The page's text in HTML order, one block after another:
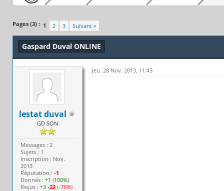
Pages (3) : 1 2 3 Suivant »
Gaspard Duval ONLINE
lestat duval
GD SON
Messages : 2
Sujets : 1
Inscription : Nov.
2013
Réputation :-1
Donnés :+1 (100%)
Reçus :+3 -22 (-76%)
Jeu. 28 Nov. 2013, 11:45